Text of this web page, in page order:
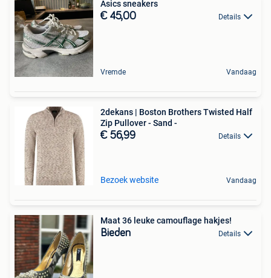
Asics sneakers
€ 45,00 Details
Vremde Vandaag
2dekans | Boston Brothers Twisted Half
Zip Pullover - Sand -
€ 56,99 Details
Bezoek website Vandaag
Maat 36 leuke camouflage hakjes!
Bieden Details